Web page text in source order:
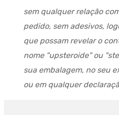
sem qualquer relação
pedido, sem adesivos,
que possam revelar o
nome "upsteroide" ou
sua embalagem, no seu
ou em qualquer